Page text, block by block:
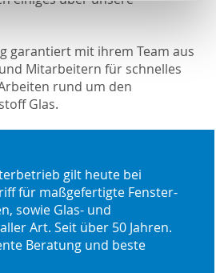
garantiert mit ihrem Team aus
Mitarbeitern für schnelles
rund um den
Glas.
gilt heute bei
für maßgefertigte Fenster-
sowie Glas- und
Art. Seit über 50 Jahren.
Beratung und beste